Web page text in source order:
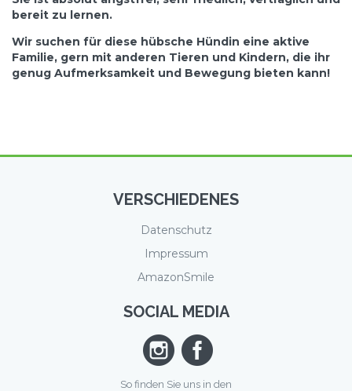
bereit zu lernen.
Wir suchen für diese hübsche Hündin eine aktive
Familie, gern mit anderen Tieren und Kindern, die ihr
genug Aufmerksamkeit und Bewegung bieten kann!
VERSCHIEDENES
Datenschutz
Impressum
AmazonSmile
SOCIAL MEDIA
So finden Sie uns in den